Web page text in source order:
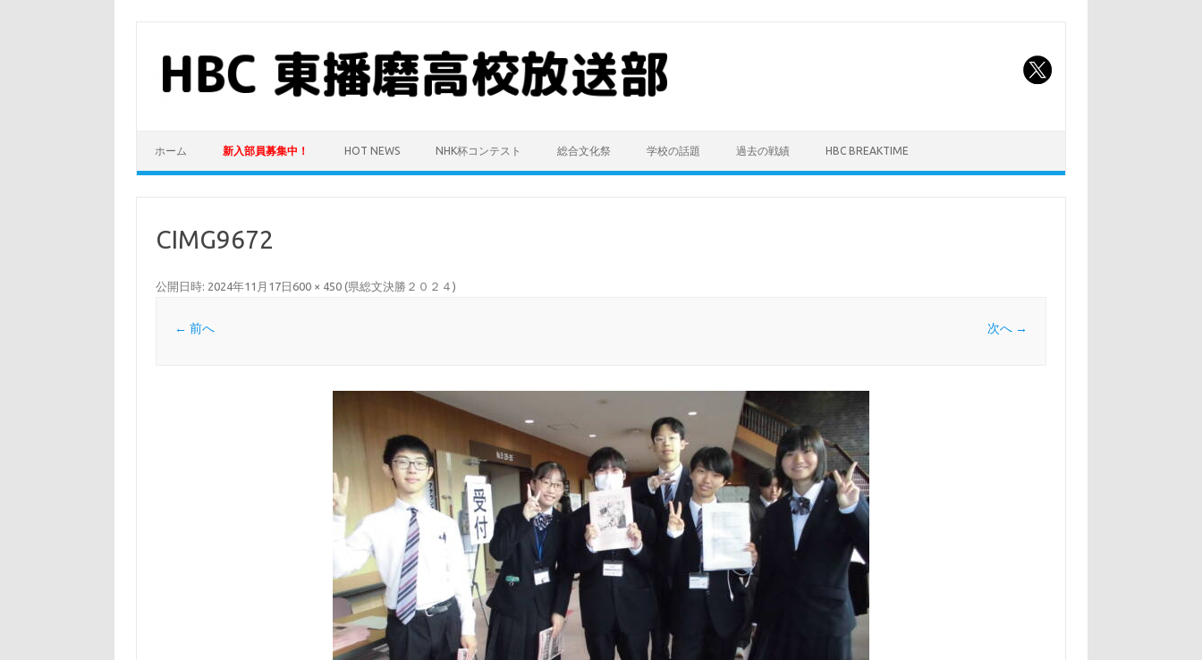
ホーム 新入部員募集中！ HOT NEWS NHK杯コンテスト 総合文化祭 学校の話題 過去の戦績 HBC BREAKTIME
CIMG9672
公開日時: 2024年11月17日 600 × 450(県総文決勝２０２４ )
← 前へ 次へ →